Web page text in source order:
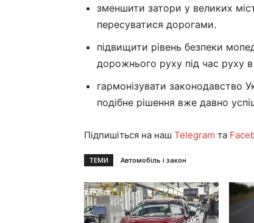
зменшити затори у великих
пересуватися дорогами.
підвищити рівень безпеки
дорожнього руху під час руху
гармонізувати законодавство
подібне рішення вже давно
Підпишіться на наш Telegram та
ТЕМИ Автомобіль і закон